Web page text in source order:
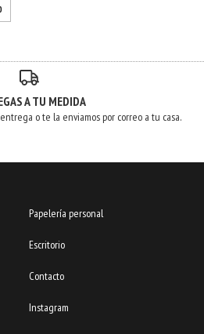
A TU MEDIDA
o te la enviamos por correo a tu casa.
Papelería personal
Escritorio
Contacto
Instagram